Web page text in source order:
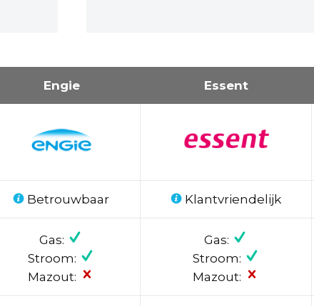
Engie Essent
Betrouwbaar Klantvriendelijk
Gas:
Stroom:
Mazout:
Gas:
Stroom:
Mazout: